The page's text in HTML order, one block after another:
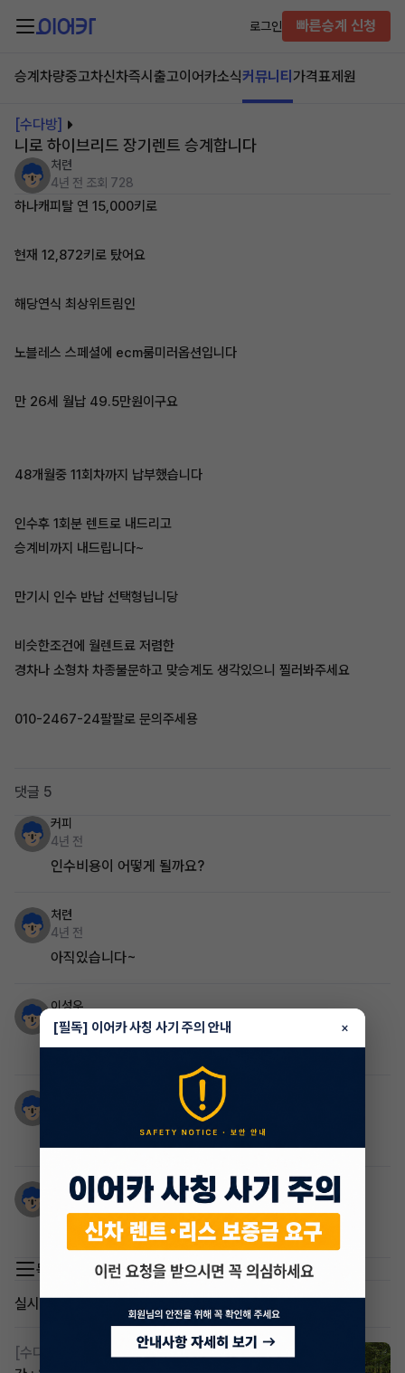
로그인 빠른승계 신청
승계차량중고차신차즉시출고이어카소식커뮤니티 가격표제원
[수다방]
니로 하이브리드 장기렌트 승계합니다
처련
4년 전 조회 728
하나캐피탈 연 15,000키로
현재 12,872키로 탔어요
해당연식 최상위트림인
노블레스 스페셜에 ecm룸미러옵션입니다
만 26세 월납 49.5만원이구요
48개월중 11회차까지 납부했습니다
인수후 1회분 렌트로 내드리고
승계비까지 내드립니다~
만기시 인수 반납 선택형닙니당
비슷한조건에 월렌트료 저렴한
경차나 소형차 차종불문하고 맞승계도 생각있으니 찔러봐주세요
010-2467-24팔팔로 문의주세용
댓글 5
커피
4년 전
인수비용이 어떻게 될까요?
처련
4년 전
아직있습니다~
이성우
4년 전
승계됫나요?
@박세빈 조건이 어떻게 되나요?
간달프
아반떼 cn7 어떠세요?
목록 이동
실시간 인기글
[수다방]
스포티지하이브리드 승계합니다(잔여렌트기
[필독] 이어카 사칭 사기 주의 안내 ×